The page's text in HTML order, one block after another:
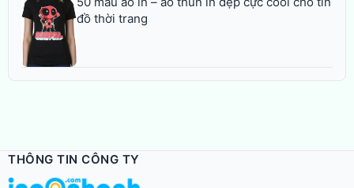
đồ thời trang
THÔNG TIN CÔNG TY